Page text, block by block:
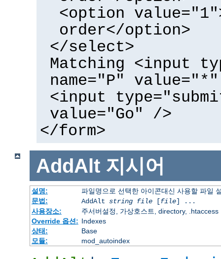
<option
order</option>
</select>
Matching <input
name="P"
<input
value="Go" />
</form>
AddAlt 지시어
설명:
파일명으로 선택한 아이콘대신 사용할 파일
문법:
AddAlt string file[file] ...
사용장소:
주서버설정, 가상호스트, directory, .htaccess
Override 옵션: Indexes
상태:
Base
모듈:
mod_autoindex